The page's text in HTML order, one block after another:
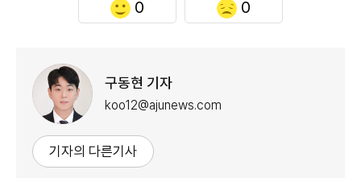
0 0
구동현 기자
koo12@ajunews.com
기자의 다른기사